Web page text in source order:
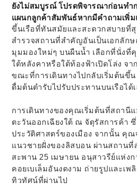
ยังไม่สมบูรณ์ โปรดพิจารณาก่อนทำ
แผนกลูกค้าสัมพันธ์หากมีคำถามเพิ่ม
ขึ้นเรือที่ทันสมัยและสะดวกสบายที่สุ
สำรวจสถานที่สำคัญอันเป็นเอกลัก
มุมมองใหม่ๆ บนผืนน้ำ เลือกที่นั่งที่
ใต้หลังคาหรือใต้ท้องฟ้าเปิดโล่ง จ
ขณะที่การเดินทางไปกลับเริ่มต้นขึ้
ดื่มต้นตำรับไปรับประทานบนเรือได้เ
การเดินทางของคุณเริ่มต้นที่สถานีแ
ตะวันออกเฉียงใต้ ณ จัตุรัสการค้า
ประวัติศาสตร์ของเมือง จากนั้น คุณ
แนวชายฝั่งของลิสบอน ผ่านสถานที่
สะพาน 25 เมษายน อนุสาวรีย์แห่ง
คอยเบเล็มอันงดงาม ถ่ายรูปและเพ
ทิวทัศน์ที่ผ่านไป